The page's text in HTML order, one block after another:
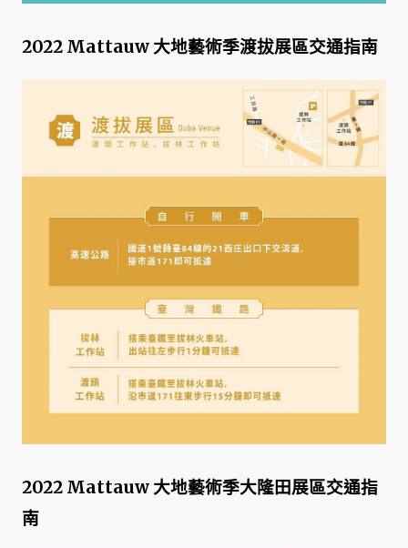
2022 Mattauw 大地藝術季渡拔展區交通指南
2022 Mattauw 大地藝術季大隆田展區交通指
南